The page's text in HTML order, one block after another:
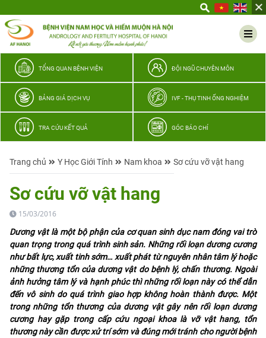
thương
TỔNG QUAN BỆNH VIỆN ĐỘI NGŨ CHUYÊN MÔN
BẢNG GIÁ DỊCH VỤ IVF - THỤ TINH ỐNG NGHIỆM
TRA CỨU KẾT QUẢ GÓC BÁO CHÍ
Trang chủ Y Học Giới Tính Nam khoa Sơ cứu vỡ vật hang
Sơ cứu vỡ vật hang
15/03/2016
Dương vật là một bộ phận của cơ quan sinh dục nam đóng vai trò
quan trọng trong quá trình sinh sản. Những rối loạn dương cương
như bất lực, xuất tinh sớm… xuất phát từ nguyên nhân tâm lý hoặc
những thương tổn của dương vật do bệnh lý, chấn thương. Ngoài
ảnh hưởng tâm lý và hạnh phúc thì những rối loạn này có thể dẫn
đến vô sinh do quá trình giao hợp không hoàn thành được. Một
trong những tổn thương của dương vật gây nên rối loạn dương
cương hay gặp trong cấp cứu ngoại khoa là vỡ vật hang, tổn
thương này cần được xử trí sớm và đúng mới tránh cho người bệnh